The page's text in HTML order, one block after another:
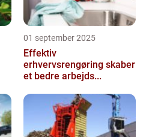
01 september 2025
Effektiv
erhvervsrengøring skaber
et bedre arbejds...